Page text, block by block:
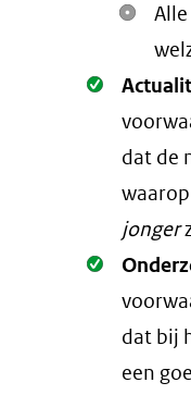
Oké.
dat de
jonger
Oké.
dat bij
een